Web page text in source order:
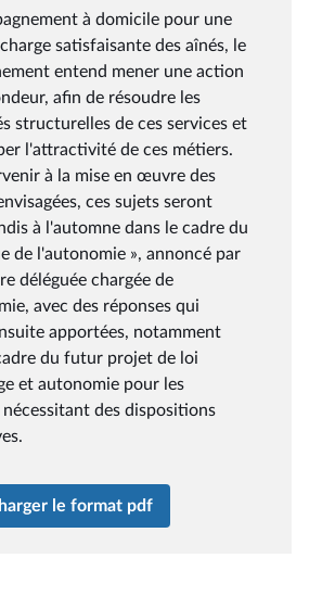
à domicile pour une
satisfaisante des aînés, le
entend mener une action
afin de résoudre les
structurelles de ces services et
l'attractivité de ces métiers.
à la mise en œuvre des
ces sujets seront
à l'automne dans le cadre du
de l'autonomie », annoncé par
déléguée chargée de
avec des réponses qui
apportées, notamment
du futur projet de loi
et autonomie pour les
nécessitant des dispositions
le format pdf